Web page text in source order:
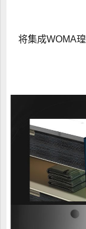
将集成WOMA